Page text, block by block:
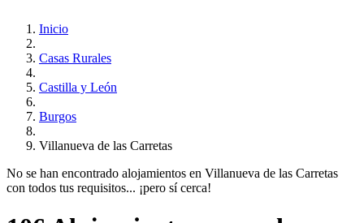
Inicio
Casas Rurales
Castilla y León
Burgos
Villanueva de las Carretas
No se han encontrado alojamientos en Villanueva de las Carretas
con todos tus requisitos... ¡pero sí cerca!